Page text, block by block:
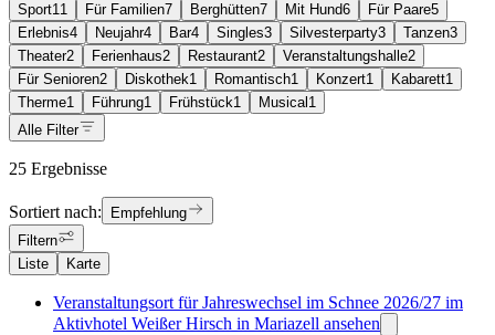
Sport11 Für Familien7 Berghütten7 Mit Hund6 Für Paare5
Erlebnis4 Neujahr4 Bar4 Singles3 Silvesterparty3 Tanzen3
Theater2 Ferienhaus2 Restaurant2 Veranstaltungshalle2
Für Senioren2 Diskothek1 Romantisch1 Konzert1 Kabarett1
Therme1 Führung1 Frühstück1 Musical 1
Alle Filter
25 Ergebnisse
Sortiert nach:
Empfehlung
Filtern
Liste
Karte
Veranstaltungsort für Jahreswechsel im Schnee 2026/27 im
Aktivhotel Weißer Hirsch in Mariazell ansehen